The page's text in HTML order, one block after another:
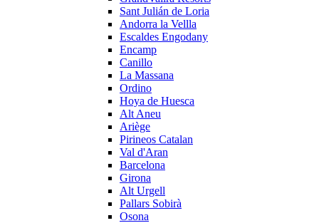
Sant Julián de Loria
Andorra la Vellla
Escaldes Engodany
Encamp
Canillo
La Massana
Ordino
Hoya de Huesca
Alt Aneu
Ariège
Pirineos Catalan
Val d'Aran
Barcelona
Girona
Alt Urgell
Pallars Sobirà
Osona